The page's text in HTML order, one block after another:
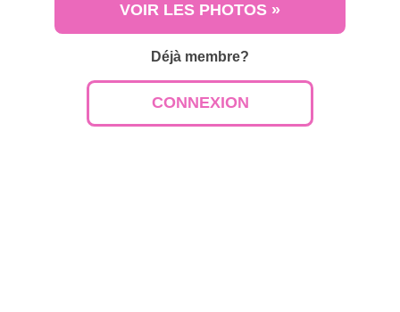
VOIR LES PHOTOS »
Déjà membre?
CONNEXION